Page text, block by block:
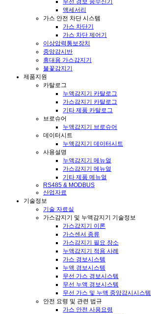
무선 경보 송수신기
액세서리
가스 안전 차단 시스템
가스 차단기
가스 차단 제어기
이상압력통보장치
중앙감시반
휴대용 가스감지기
불꽃감지기
제품지원
카탈로그
누액감지기 카탈로그
가스감지기 카탈로그
기타 제품 카탈로그
브로슈어
누액감지기 브로슈어
데이터시트
누액감지기 데이터시트
사용설명
누액감지기 메뉴얼
가스감지기 메뉴얼
기타 제품 메뉴얼
RS485 & MODBUS
산업자료
기술정보
기술 자료실
가스감지기 및 누액감지기 기술정보
가스감지기 이론
가스센서 종류
가스감지기 필요 장소
누액감지기 적용 사례
가스 경보시스템
누액 경보시스템
무선 가스 경보시스템
무선 누액 경보시스템
무선 가스 및 누액 중앙감시시스템
안전 요령 및 관련 법규
가스 안전 사용요령